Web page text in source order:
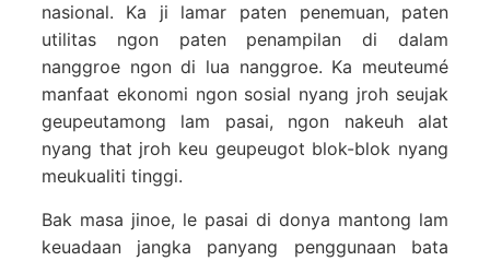
nasional. Ka ji lamar paten penemuan, paten
utilitas ngon paten penampilan di dalam
nanggroe ngon di lua nanggroe. Ka meuteumé
manfaat ekonomi ngon sosial nyang jroh seujak
geupeutamong lam pasai, ngon nakeuh alat
nyang that jroh keu geupeugot blok-blok nyang
meukualiti tinggi.
Bak masa jinoe, le pasai di donya mantong lam
keuadaan jangka panyang penggunaan bata